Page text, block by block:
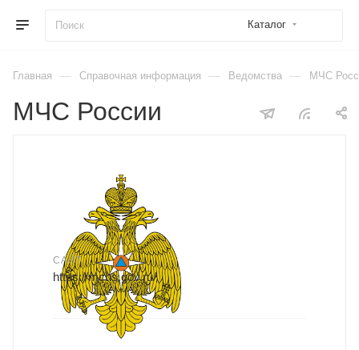
Каталог
Главная — Справочная информация — Ведомства — МЧС
МЧС России
САЙТ
https://mchs.gov.ru/